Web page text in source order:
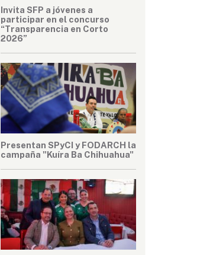
Invita SFP a jóvenes a
participar en el concurso
“Transparencia en Corto
2026”
Presentan SPyCI y FODARCH la
campaña "Kuíra Ba Chihuahua"